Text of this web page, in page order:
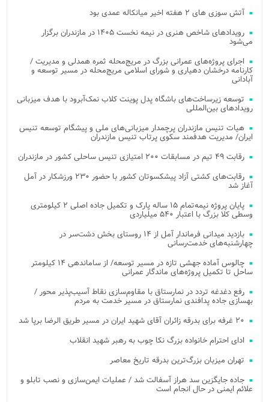
آتش‌ سوزی‌ های ۲ هفته اخیر میانکاله عمدی بود
رویدادهای شاخص هنری در نیمه نخست ۱۴۰۵ در مازندران برگزار
می‌شود
اجرای پروژه‌های عمرانی بزرگ در مریج‌محله ثمره همدلی و مدیریت /
کارنامه درخشان دهیاری و شورای اسلامی مریج‌محله در مسیر توسعه و
آبادانی
توسعه زیرساخت‌های باشگاه پدل پوینت کلاب نمک‌آبرود با هدف میزبانی
رویدادهای بین‌المللی
هیات تنیس مازندران پرچمدار میزبانی‌های ملی و پیشگام توسعه تنیس
ایران/ مدیریت هدفمند سکوی پرتاب تنیس مازندران
رقابت ۴۹ تیم در مسابقات ۲۰۰ امتیازی تنیس ساحلی کشور در مازندران
رقابت‌های کشتی آزاد پیشکسوتان کشور با حضور ۲۳۰ ورزشکار در آمل
آغاز شد
پایان پروژه نیمه‌تمام ۱۵ ساله پارک و تکمیل جاده اصلی ۲ کیلومتری
وسطی کلا بزرگ با اعتبار ۵۴۰ میلیاردی
بازدید میدانی فرماندار آمل از ۱۴ روستای بخش دشت‌سر در
چهارشنبه‌های خدمت‌رسانی
چالوس آماده جهشی تازه در مسیر توسعه/ از ساماندهی ۱۴ کیلومتر
ساحل تا تکمیل پروژه‌های ماندگار عمرانی
رفع دغدغه تردد در نمارستاق با مقاوم‌سازی نقاط آسیب‌پذیر محور /
بهسازی جاده پدافندی نمارستاق در مسیر خدمت به مردم
۲۰ غرفه برای بدرقه زائران آقای شهید ایران در مسیر طریق الرضا برپا شد
ادای احترام خانواده بزرگ نکا چوب به رهبر شهید انقلاب
تهران میزبان بزرگ‌ترین بدرقه تاریخ معاصر
جاده جایگزین سد هراز آسفالت شد / عملیات ایمن‌سازی و نصب تابلو و
علائم ایمنی در حال انجام است